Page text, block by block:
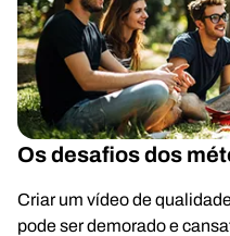
Os desafios dos
Criar um vídeo de
pode ser demorado e